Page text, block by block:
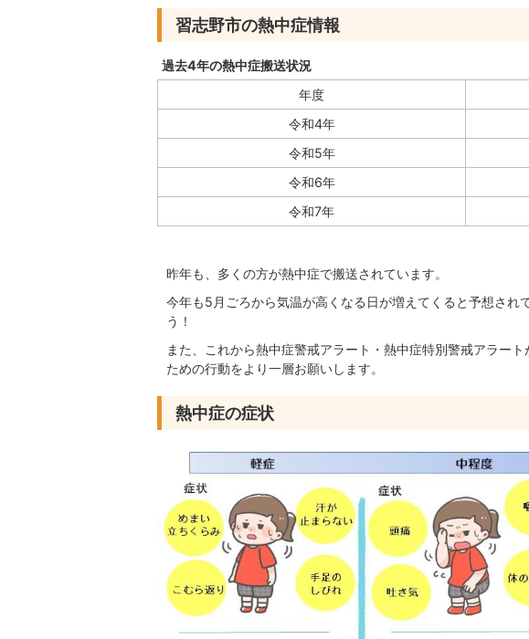
習志野市の熱中症情報
過去4年の熱中症搬送状況
年度
令和4年
令和5年
令和6年
令和7年
昨年も、多くの方が熱中症で搬送されています。
今年も5月ごろから気温が高くなる日が増えてくると予想され
う！
また、これから熱中症警戒アラート・熱中症特別警戒アラー
ための行動をより一層お願いします。
熱中症の症状